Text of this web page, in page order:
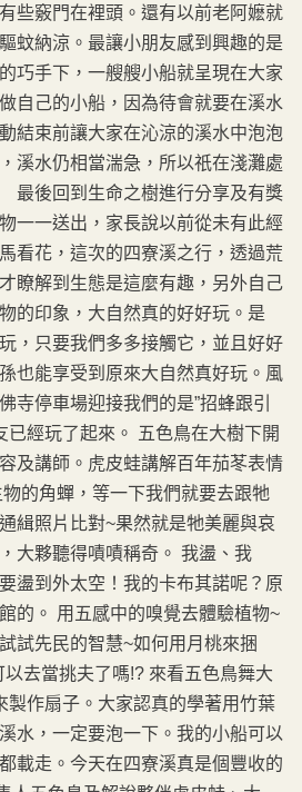
些竅門在裡頭。還有以前老阿嬷就
蚊納涼。最讓小朋友感到興趣的是
巧手下，一艘艘小船就呈現在大家
自己的小船，因為待會就要在溪水
結束前讓大家在沁涼的溪水中泡泡
溪水仍相當湍急，所以祇在淺灘處
後回到生命之樹進行分享及有獎
一一送出，家長說以前從未有此經
看花，這次的四寮溪之行，透過荒
瞭解到生態是這麼有趣，另外自己
的印象，大自然真的好好玩。是
，只要我們多多接觸它，並且好好
也能享受到原來大自然真好玩。風
寺停車場迎接我們的是”招蜂跟引
已經玩了起來。 五色鳥在大樹下開
及講師。虎皮蛙講解百年茄苳表情
的角蟬，等一下我們就要去跟牠
緝照片比對~果然就是牠美麗與哀
大夥聽得嘖嘖稱奇。 我盪、我
盪到外太空！我的卡布其諾呢？原
的。 用五感中的嗅覺去體驗植物~
試先民的智慧~如何用月桃來捆
去當挑夫了嗎!? 來看五色鳥舞大
製作扇子。大家認真的學著用竹葉
水，一定要泡一下。我的小船可以
載走。今天在四寮溪真是個豐收的